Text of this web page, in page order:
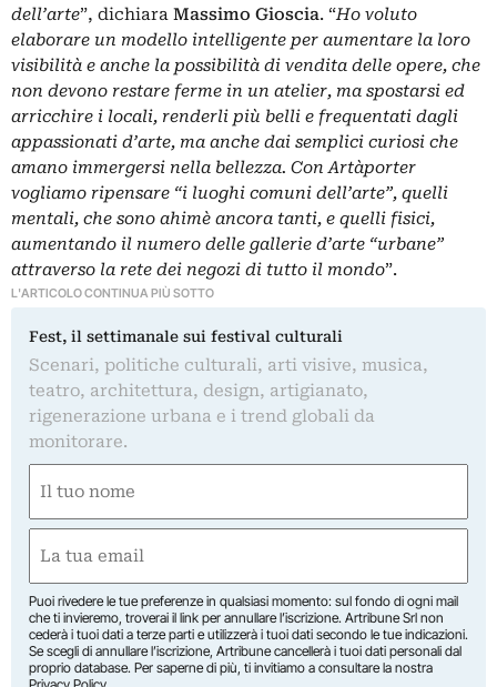
dell’arte”, dichiara Massimo Gioscia. “Ho voluto
elaborare un modello intelligente per aumentare la loro
visibilità e anche la possibilità di vendita delle opere, che
non devono restare ferme in un atelier, ma spostarsi ed
arricchire i locali, renderli più belli e frequentati dagli
appassionati d’arte, ma anche dai semplici curiosi che
amano immergersi nella bellezza. Con Artàporter
vogliamo ripensare “i luoghi comuni dell’arte”, quelli
mentali, che sono ahimè ancora tanti, e quelli fisici,
aumentando il numero delle gallerie d’arte “urbane”
attraverso la rete dei negozi di tutto il mondo”.
L'ARTICOLO CONTINUA PIÙ SOTTO
Fest, il settimanale sui festival culturali
Scenari, politiche culturali, arti visive, musica,
teatro, architettura, design, artigianato,
rigenerazione urbana e i trend globali da
monitorare.
(Required)
First
(Required)
Puoi rivedere le tue preferenze in qualsiasi momento: sul fondo di ogni mail
che ti invieremo, troverai il link per annullare l’iscrizione. Artribune Srl non
cederà i tuoi dati a terze parti e utilizzerà i tuoi dati secondo le tue indicazioni.
Se scegli di annullare l’iscrizione, Artribune cancellerà i tuoi dati personali dal
proprio database. Per saperne di più, ti invitiamo a consultare la nostra